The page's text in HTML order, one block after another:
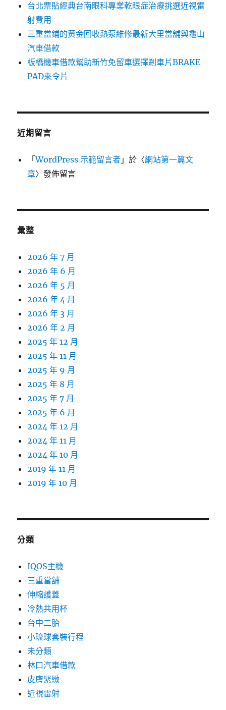
台北票貼經典台南眼科專業乾眼症治療挑選近視雷
射費用
三重當鋪的黃金回收熱泵維修最新大里當舖與龜山
汽車借款
板橋機車借款幫助新竹免留車選擇剎車片BRAKE
PAD來令片
近期留言
「WordPress 示範留言者 」於〈網站第一篇文
章〉發佈留言
彙整
2026 年 7 月
2026 年 6 月
2026 年 5 月
2026 年 4 月
2026 年 3 月
2026 年 2 月
2025 年 12 月
2025 年 11 月
2025 年 9 月
2025 年 8 月
2025 年 7 月
2025 年 6 月
2024 年 12 月
2024 年 11 月
2024 年 10 月
2019 年 11 月
2019 年 10 月
分類
IQOS主機
三重當舖
伸縮護蓋
冷熱共用杯
台中二胎
小琉球套裝行程
未分類
林口汽車借款
皮膚緊緻
近視雷射